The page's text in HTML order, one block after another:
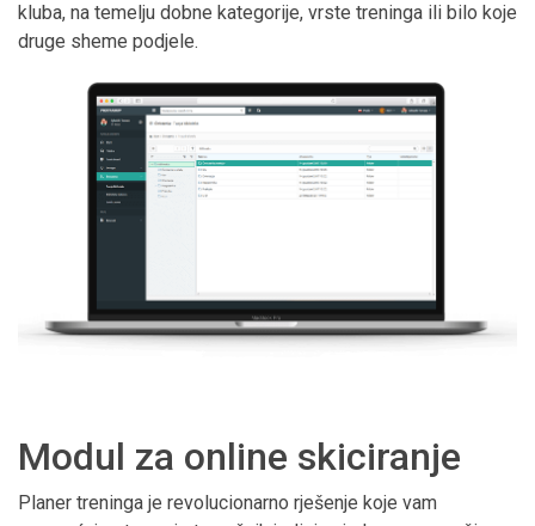
kluba, na temelju dobne kategorije, vrste treninga ili bilo koje
druge sheme podjele.
Modul za online skiciranje
Planer treninga je revolucionarno rješenje koje vam